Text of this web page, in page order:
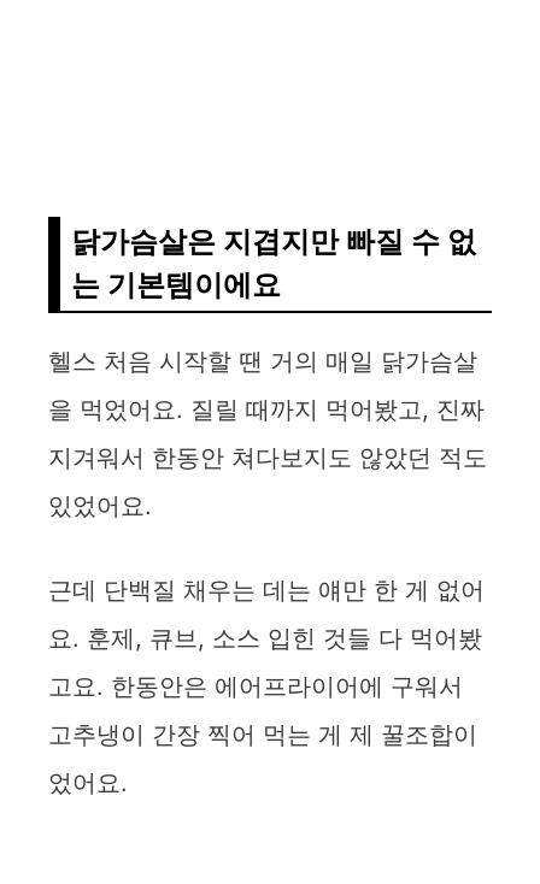
닭가슴살은 지겹지만 빠질 수 없
는 기본템이에요
헬스 처음 시작할 땐 거의 매일 닭가슴살
을 먹었어요. 질릴 때까지 먹어봤고, 진짜
지겨워서 한동안 쳐다보지도 않았던 적도
있었어요.
근데 단백질 채우는 데는 얘만 한 게 없어
요. 훈제, 큐브, 소스 입힌 것들 다 먹어봤
고요. 한동안은 에어프라이어에 구워서
고추냉이 간장 찍어 먹는 게 제 꿀조합이
었어요.